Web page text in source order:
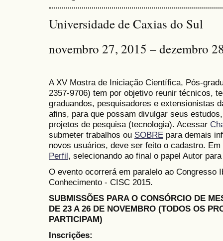
Universidade de Caxias do Sul
novembro 27, 2015 – dezembro
A XV Mostra de Iniciação Científica, Pós-
2357-9706) tem por objetivo reunir técnicos,
graduandos, pesquisadores e extensionistas
afins, para que possam divulgar seus
projetos de pesquisa (tecnologia). Acessar
submeter trabalhos ou SOBRE para demais
novos usuários, deve ser feito o cadastro.
Perfil, selecionando ao final o papel Autor
O evento ocorrerá em paralelo ao Congresso
Conhecimento - CISC 2015.
SUBMISSÕES PARA O CONSÓRCIO DE
DE 23 A 26 DE NOVEMBRO (TODOS OS
PARTICIPAM)
Inscrições: